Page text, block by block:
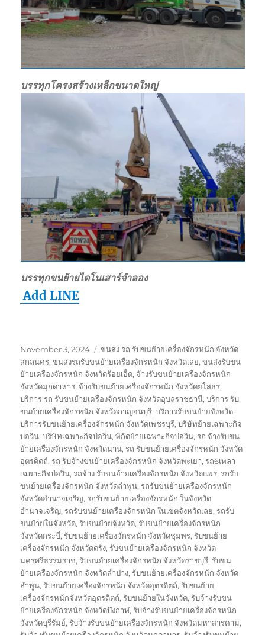
บรรทุกโครงสร้างเหล็กขนาดใหญ่
บรรทุกขนย้ายไดโนเสาร์จำลอง
Add LINE
Posted
on
November 3, 2024 Tags
ขนส่ง รถ รับขนย้ายเครื่องจักรหนัก จังหวัด
สกลนคร,ขนส่งรถรับขนย้ายเครื่องจักรหนัก จังหวัดเลย,ขนส่งรับขน
ย้ายเครื่องจักรหนัก จังหวัดร้อยเอ็ด, จ้างรับขนย้ายเครื่องจักรหนัก
จังหวัดมุกดาหาร, จ้างรับขนย้ายเครื่องจักรหนัก จังหวัดยโสธร,
บริการ รถ รับขนย้ายเครื่องจักรหนัก จังหวัดอุบลราชธานี,บริการ รับ
ขนย้ายเครื่องจักรหนัก จังหวัดกาญจนบุรี,บริการรับขนย้ายจังหวัด,
บริการรับขนย้ายเครื่องจักรหนัก จังหวัดเพชรบุรี,บริษัทย้ายเฉพาะกิจ
บ่อวิน,บริษัทเฉพาะกิจบ่อวิน,พิกัดย้ายเฉพาะกิจบ่อวิน,รถ จ้างรับขน
ย้ายเครื่องจักรหนัก จังหวัดน่าน,รถ รับขนย้ายเครื่องจักรหนัก จังหวัด
อุตรดิตถ์,รถ รับจ้างขนย้ายเครื่องจักรหนัก จังหวัดพะเยา,รถ6เพลา
เฉพาะกิจบ่อวิน,รถจ้าง รับขนย้ายเครื่องจักรหนัก จังหวัดแพร่,รถรับ
ขนย้ายเครื่องจักรหนัก จังหวัดลำพูน,รถรับขนย้ายเครื่องจักรหนัก
จังหวัดอำนาจเจริญ,รถรับขนย้ายเครื่องจักรหนัก ในจังหวัด
อำนาจเจริญ,รถรับขนย้ายเครื่องจักรหนัก ในเขตจังหวัดเลย,รถรับ
ขนย้ายในจังหวัด,รับขนย้ายจังหวัด,รับขนย้ายเครื่องจักรหนัก
จังหวัดกระบี่,รับขนย้ายเครื่องจักรหนัก จังหวัดชุมพร,รับขนย้าย
เครื่องจักรหนัก จังหวัดตรัง,รับขนย้ายเครื่องจักรหนัก จังหวัด
นครศรีธรรมราช,รับขนย้ายเครื่องจักรหนัก จังหวัดราชบุรี,รับขน
ย้ายเครื่องจักรหนัก จังหวัดลำปาง,รับขนย้ายเครื่องจักรหนัก จังหวัด
ลำพูน,รับขนย้ายเครื่องจักรหนัก จังหวัดอุตรดิตถ์,รับขนย้าย
เครื่องจักรหนักจังหวัดอุตรดิตถ์,รับขนย้ายในจังหวัด,รับจ้างรับขน
ย้ายเครื่องจักรหนัก จังหวัดบึงกาฬ,รับจ้างรับขนย้ายเครื่องจักรหนัก
จังหวัดบุรีรัมย์,รับจ้างรับขนย้ายเครื่องจักรหนัก จังหวัดมหาสารคาม,